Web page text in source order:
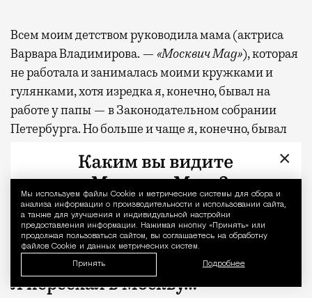
Уведомление
Мы используем файлы Сookie и метрические системы для сбора и
анализа информации о производительности и использовании сайта,
а также для улучшения и индивидуальной настройки
предоставления информации. Нажимая кнопку «Принять» или
продолжая пользоваться сайтом, вы соглашаетесь на обработку
файлов Cookie и данных метрических систем.
Принять Подробнее
Всем моим детством руководила мама (актриса
Варвара Владимирова. — «Москвич Mag»), которая
не работала и занималась моими кружками и
гулянками, хотя изредка я, конечно, бывал на
работе у папы — в Законодательном собрании
Петербурга. Но больше и чаще я, конечно, бывал
бабушка. Хотя бывал не только в центре: еще один
бабушка с дедушкой по отцовской линии, к ним
меня, конечно, частенько отвозили, и я исследовал
Просвет.
Я переехал в Москву…
×